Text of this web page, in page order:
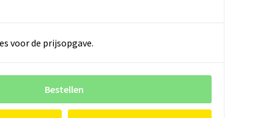
voor de prijsopgave.
Bestellen